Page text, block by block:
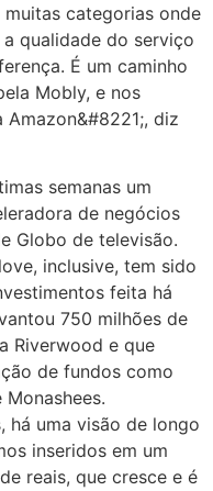
muitas categorias onde
qualidade do serviço
É um caminho
Mobly, e nos
diz
semanas um
de negócios
Globo de televisão.
inclusive, tem sido
feita há
750 milhões de
Riverwood e que
de fundos como
há uma visão de longo
inseridos em um
reais, que cresce e é